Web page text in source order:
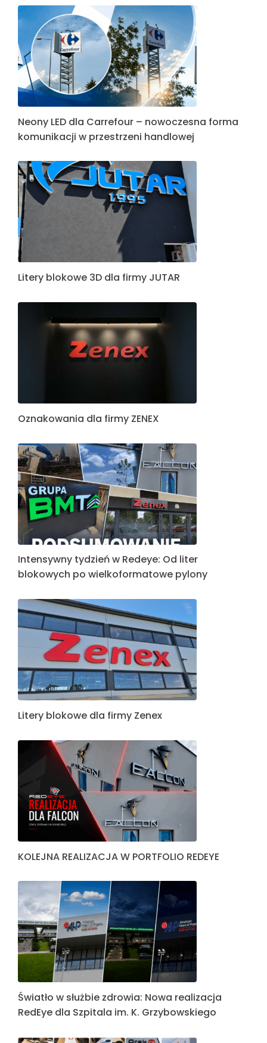
Neony LED dla Carrefour – nowoczesna forma
komunikacji w przestrzeni handlowej
Litery blokowe 3D dla firmy JUTAR
Oznakowania dla firmy ZENEX
Intensywny tydzień w Redeye: Od liter
blokowych po wielkoformatowe pylony
Litery blokowe dla firmy Zenex
KOLEJNA REALIZACJA W PORTFOLIO REDEYE
Światło w służbie zdrowia: Nowa realizacja
RedEye dla Szpitala im. K. Grzybowskiego